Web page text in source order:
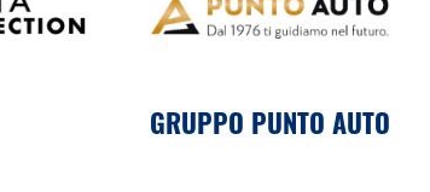
GRUPPO PUNTO AUTO